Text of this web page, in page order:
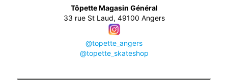
Tôpette Magasin Général
33 rue St Laud, 49100 Angers
@topette_angers
@topette_skateshop